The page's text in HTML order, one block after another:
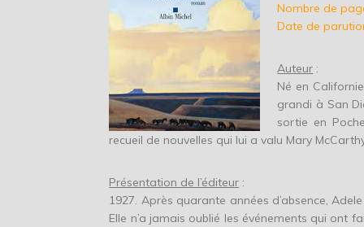
Nombre de
Date de
Auteur :
Né en
grandi à San
sortie en
recueil de nouvelles qui lui a valu Mary
Présentation de l’éditeur :
1927. Après quarante années d’absence,
Elle n’a jamais oublié les événements qui ont